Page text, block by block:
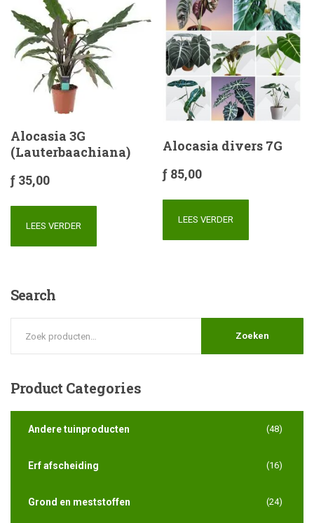
Alocasia 3G
(Lauterbaachiana)
ƒ 35,00
LEES VERDER
Alocasia divers 7G
ƒ 85,00
LEES VERDER
Search
Zoeken
Product Categories
Andere tuinproducten (48)
Erf afscheiding (16)
Grond en meststoffen (24)